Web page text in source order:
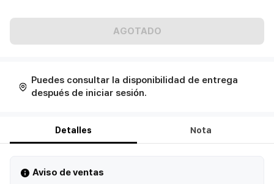
AGOTADO
Puedes consultar la disponibilidad de entrega
después de iniciar sesión.
Detalles Nota
Aviso de ventas